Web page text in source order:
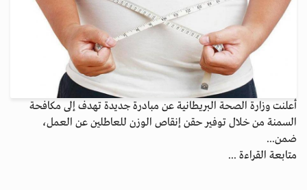
أعلنت وزارة الصحة البريطانية عن مبادرة جديدة تهدف إلى مكافحة
السمنة من خلال توفير حقن إنقاص الوزن للعاطلين عن العمل،
ضمن...
متابعة القراءة ...